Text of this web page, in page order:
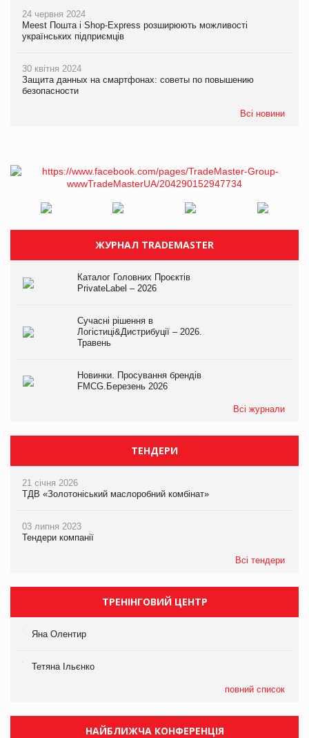
24 червня 2024
Meest Пошта і Shop-Express розширюють можливості
українських підприємців
30 квітня 2024
Защита данных на смартфонах: советы по повышению
безопасности
Всі новини
ЖУРНАЛ TRADEMASTER
Каталог Головних Проєктів
PrivateLabel – 2026
Сучасні рішення в
Логістиці&Дистрибуції – 2026.
Травень
Новинки. Просування брендів
FMCG.Березень 2026
Всі журнали
ТЕНДЕРИ
21 січня 2026
ТДВ «Золотоніський маслоробний комбінат»
03 липня 2023
Тендери компанії
Всі тендери
ТРЕНІНГОВИЙ ЦЕНТР
Яна Олентир
Тетяна Ільєнко
повний список
НАЙБЛИЖЧА КОНФЕРЕНЦІЯ